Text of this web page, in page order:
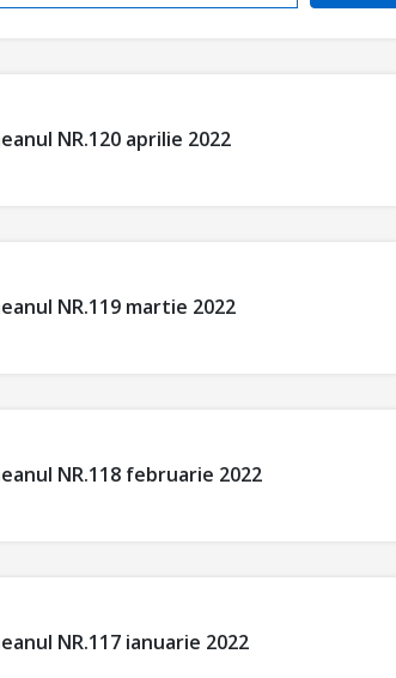
NR.120 aprilie 2022
NR.119 martie 2022
NR.118 februarie 2022
NR.117 ianuarie 2022